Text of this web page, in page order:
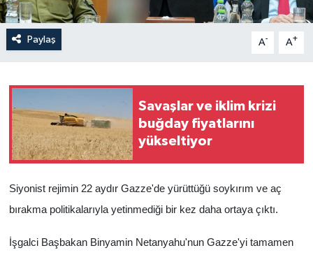
Paylaş A- A+
Savaşlar ve iklim krizi
buğday fiyatlarını
yükseltiyor
Siyonist rejimin 22 aydır Gazze'de yürüttüğü soykırım ve aç
bırakma politikalarıyla yetinmediği bir kez daha ortaya çıktı.
İşgalci Başbakan Binyamin Netanyahu'nun Gazze'yi tamamen